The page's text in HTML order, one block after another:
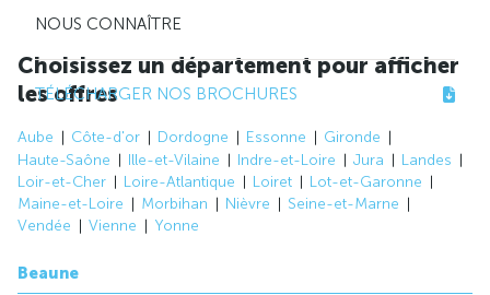
NOUS CONNAÎTRE
TÉLÉCHARGER NOS BROCHURES
Choisissez un département pour afficher
les offres
Aube Côte-d'or Dordogne Essonne
Gironde
Haute-Saône
Ille-et-Vilaine Indre-et-Loire Jura
Landes
Loir-et-Cher
Loire-Atlantique Loiret
Lot-et-Garonne
Maine-et-Loire
Morbihan Nièvre
Seine-et-Marne
Vendée
Vienne Yonne
Beaune